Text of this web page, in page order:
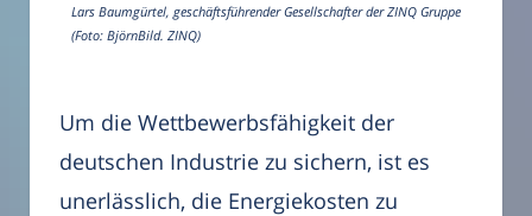
Lars Baumgürtel, geschäftsführender Gesellschafter der ZINQ Gruppe
(Foto: BjörnBild. ZINQ)
Um die Wettbewerbsfähigkeit der
deutschen Industrie zu sichern, ist es
unerlässlich, die Energiekosten zu